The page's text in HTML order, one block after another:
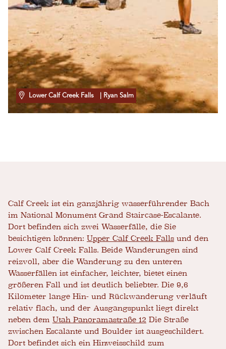
Lower Calf Creek Falls | Ryan Salm
Calf Creek ist ein ganzjährig wasserführender Bach
im National Monument Grand Staircase-Escalante.
Dort befinden sich zwei Wasserfälle, die Sie
besichtigen können: Upper Calf Creek Falls und den
Lower Calf Creek Falls. Beide Wanderungen sind
reizvoll, aber die Wanderung zu den unteren
Wasserfällen ist einfacher, leichter, bietet einen
größeren Fall und ist deutlich beliebter. Die 9,6
Kilometer lange Hin- und Rückwanderung verläuft
relativ flach, und der Ausgangspunkt liegt direkt
neben dem Utah Panoramastraße 12 Die Straße
zwischen Escalante und Boulder ist ausgeschildert.
Dort befindet sich ein Hinweisschild zum